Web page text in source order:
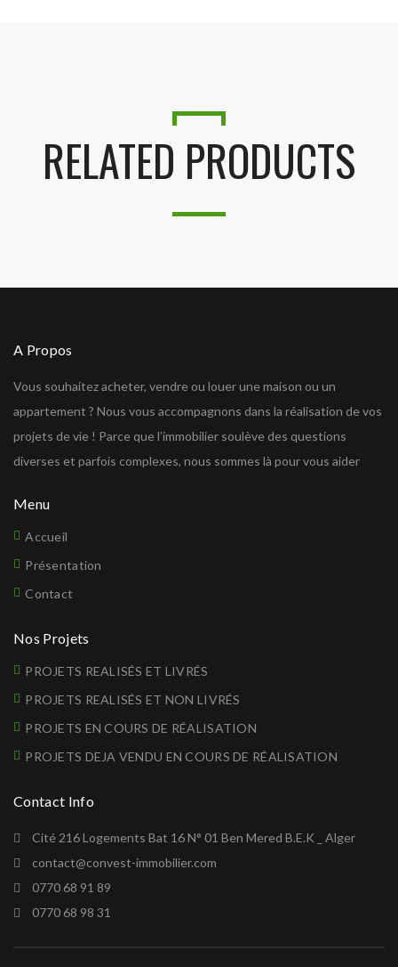
RELATED PRODUCTS
A Propos
Vous souhaitez acheter, vendre ou louer une maison ou un
appartement ? Nous vous accompagnons dans la réalisation de vos
projets de vie ! Parce que l’immobilier soulève des questions
diverses et parfois complexes, nous sommes là pour vous aider
Menu
Accueil
Présentation
Contact
Nos Projets
PROJETS REALISÉS ET LIVRÉS
PROJETS REALISÉS ET NON LIVRÉS
PROJETS EN COURS DE RÉALISATION
PROJETS DEJA VENDU EN COURS DE RÉALISATION
Contact Info
Cité 216 Logements Bat 16 N° 01 Ben Mered B.E.K _ Alger
contact@convest-immobilier.com
0770 68 91 89
0770 68 98 31